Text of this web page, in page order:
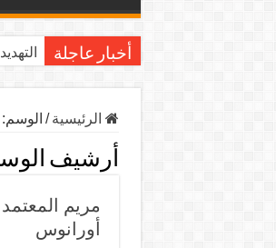
أخبار عاجلة
الرئيسية / الوسم:
أرشيف
مريم
أورانوس